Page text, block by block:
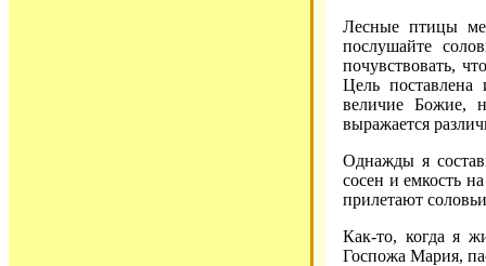
Лесные птицы
послушайте
почувствовать,
Цель поставлена
величие Божие,
выражается
Однажды я
сосен и емкость
прилетают
Как-то, когда я
Госпожа Мария,